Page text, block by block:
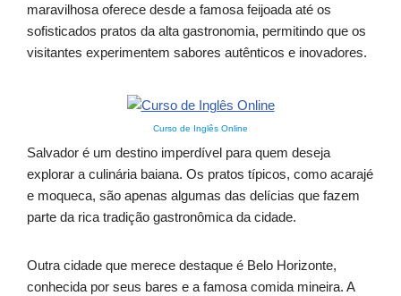
maravilhosa oferece desde a famosa feijoada até os
sofisticados pratos da alta gastronomia, permitindo que os
visitantes experimentem sabores autênticos e inovadores.
Curso de Inglês Online
Salvador é um destino imperdível para quem deseja
explorar a culinária baiana. Os pratos típicos, como acarajé
e moqueca, são apenas algumas das delícias que fazem
parte da rica tradição gastronômica da cidade.
Outra cidade que merece destaque é Belo Horizonte,
conhecida por seus bares e a famosa comida mineira. A